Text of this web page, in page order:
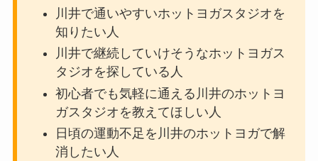
川井で通いやすいホットヨガスタジオを
知りたい人
川井で継続していけそうなホットヨガス
タジオを探している人
初心者でも気軽に通える川井のホットヨ
ガスタジオを教えてほしい人
日頃の運動不足を川井のホットヨガで解
消したい人